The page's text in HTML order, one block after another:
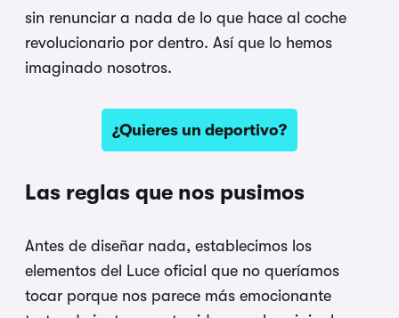
sin renunciar a nada de lo que hace al coche
revolucionario por dentro. Así que lo hemos
imaginado nosotros.
¿Quieres un deportivo?
Las reglas que nos pusimos
Antes de diseñar nada, establecimos los
elementos del Luce oficial que no queríamos
tocar porque nos parece más emocionante